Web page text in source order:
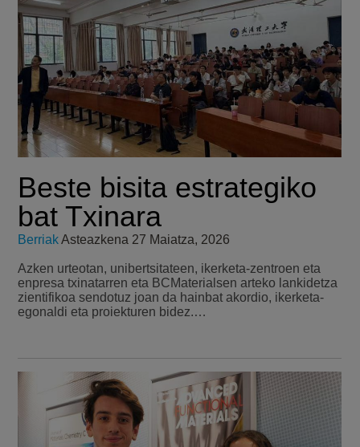
Beste bisita estrategiko
bat Txinara
BerriakAsteazkena 27 Maiatza, 2026
Azken urteotan, unibertsitateen, ikerketa-zentroen eta
enpresa txinatarren eta BCMaterialsen arteko lankidetza
zientifikoa sendotuz joan da hainbat akordio, ikerketa-
egonaldi eta proiekturen bidez.…